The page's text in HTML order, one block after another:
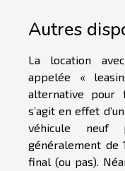
Autres
La location
appelée «
alternative pour
s’agit en effet
véhicule neuf
généralement de
final (ou pas).